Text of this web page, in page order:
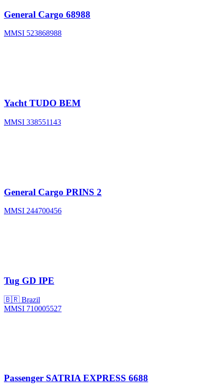
General Cargo 68988
MMSI 523868988
Yacht TUDO BEM
MMSI 338551143
General Cargo PRINS 2
MMSI 244700456
Tug GD IPE
🇧🇷 Brazil
MMSI 710005527
Passenger SATRIA EXPRESS 6688